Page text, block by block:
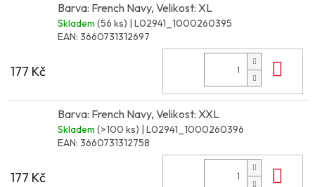
Barva: French Navy, Velikost: XL
Skladem (56 ks) | L02941_1000260395
EAN: 3660731312697
177 Kč
Barva: French Navy, Velikost: XXL
Skladem (>100 ks) | L02941_1000260396
EAN: 3660731312758
177 Kč